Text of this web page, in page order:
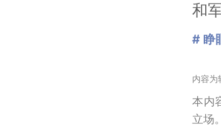
和
# 睁
内容为
本内
立场。